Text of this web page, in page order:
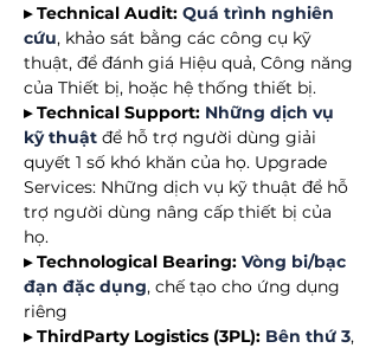
▸ Technical Audit: Quá trình nghiên
cứu, khảo sát bằng các công cụ kỹ
thuật, để đánh giá Hiệu quả, Công năng
của Thiết bị, hoặc hệ thống thiết bị.
▸ Technical Support: Những dịch vụ
kỹ thuật để hỗ trợ người dùng giải
quyết 1 số khó khăn của họ. Upgrade
Services: Những dịch vụ kỹ thuật để hỗ
trợ người dùng nâng cấp thiết bị của
họ.
▸ Technological Bearing: Vòng bi/bạc
đạn đặc dụng, chế tạo cho ứng dụng
riêng
▸ ThirdParty Logistics (3PL): Bên thứ 3,